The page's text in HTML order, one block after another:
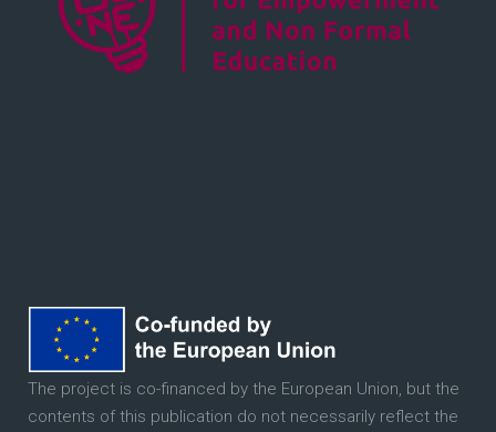
The project is co-financed by the European Union, but the
contents of this publication do not necessarily reflect the